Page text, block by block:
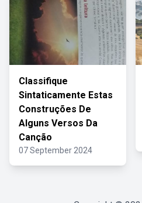
Classifique
Sintaticamente Estas
Construções De
Alguns Versos Da
Canção
07 September 2024